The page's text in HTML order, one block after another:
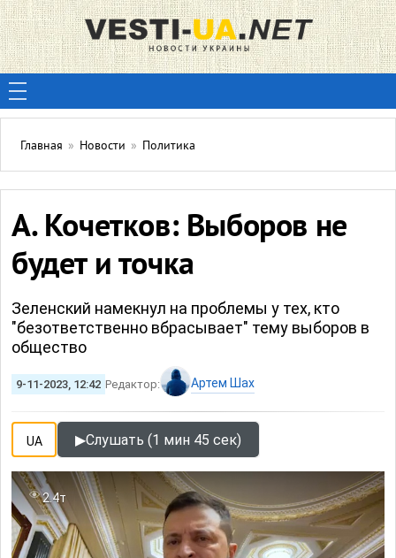
Главная » Новости » Политика
А. Кочетков: Выборов не
будет и точка
Зеленский намекнул на проблемы у тех, кто
"безответственно вбрасывает" тему выборов в
общество
9-11-2023, 12:42 Редактор: Артем Шах
UA ▶Слушать (1 мин 45 сек)
2.4т